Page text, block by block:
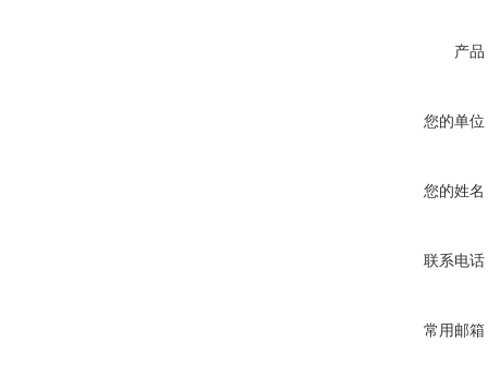
产品
您的单位
您的姓名
联系电话
常用邮箱